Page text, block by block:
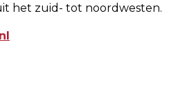
het zuid- tot noordwesten.